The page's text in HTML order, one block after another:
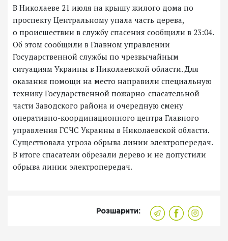
В Николаеве 21 июля на крышу жилого дома по
проспекту Центральному упала часть дерева,
о происшествии в службу спасения сообщили в 23:04.
Об этом сообщили в Главном управлении
Государственной службы по чрезвычайным
ситуациям Украины в Николаевской области. Для
оказания помощи на место направили специальную
технику Государственной пожарно-спасательной
части Заводского района и очередную смену
оперативно-координационного центра Главного
управления ГСЧС Украины в Николаевской области.
Существовала угроза обрыва линии электропередач.
В итоге спасатели обрезали дерево и не допустили
обрыва линии электропередач.
Розшарити: